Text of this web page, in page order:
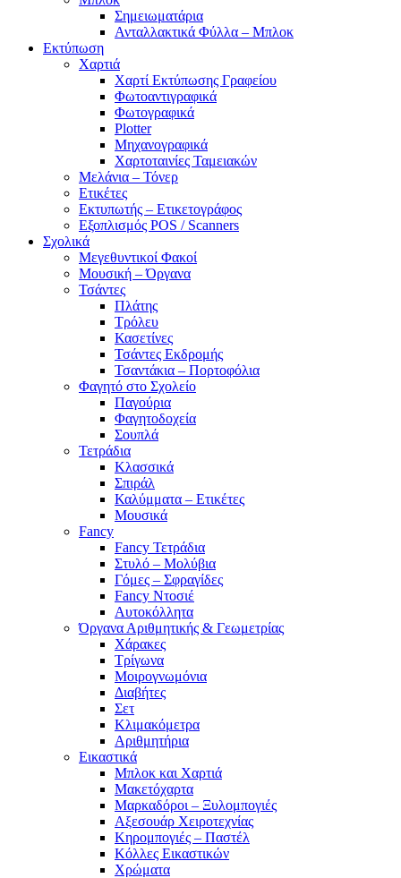
Σημειωματάρια
Ανταλλακτικά Φύλλα – Μπλοκ
Εκτύπωση
Χαρτιά
Χαρτί Εκτύπωσης Γραφείου
Φωτοαντιγραφικά
Φωτογραφικά
Plotter
Μηχανογραφικά
Χαρτοταινίες Ταμειακών
Μελάνια – Τόνερ
Ετικέτες
Εκτυπωτής – Ετικετογράφος
Εξοπλισμός POS / Scanners
Σχολικά
Μεγεθυντικοί Φακοί
Μουσική – Όργανα
Τσάντες
Πλάτης
Τρόλευ
Κασετίνες
Τσάντες Εκδρομής
Τσαντάκια – Πορτοφόλια
Φαγητό στο Σχολείο
Παγούρια
Φαγητοδοχεία
Σουπλά
Τετράδια
Κλασσικά
Σπιράλ
Καλύμματα – Ετικέτες
Μουσικά
Fancy
Fancy Τετράδια
Στυλό – Μολύβια
Γόμες – Σφραγίδες
Fancy Ντοσιέ
Αυτοκόλλητα
Όργανα Αριθμητικής & Γεωμετρίας
Χάρακες
Τρίγωνα
Mοιρογνωμόνια
Διαβήτες
Σετ
Κλιμακόμετρα
Αριθμητήρια
Εικαστικά
Μπλοκ και Χαρτιά
Μακετόχαρτα
Μαρκαδόροι – Ξυλομπογιές
Αξεσουάρ Χειροτεχνίας
Κηρομπογιές – Παστέλ
Κόλλες Εικαστικών
Χρώματα